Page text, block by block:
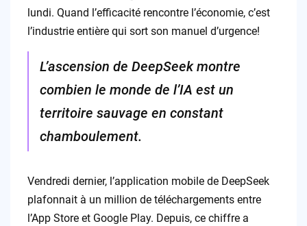
lundi. Quand l’efficacité rencontre l’économie, c’est
l’industrie entière qui sort son manuel d’urgence!
L’ascension de DeepSeek montre
combien le monde de l’IA est un
territoire sauvage en constant
chamboulement.
Vendredi dernier, l’application mobile de DeepSeek
plafonnait à un million de téléchargements entre
l’App Store et Google Play. Depuis, ce chiffre a